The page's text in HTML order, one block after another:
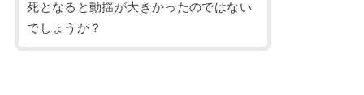
死となると動揺が大きかったのではない
でしょうか？